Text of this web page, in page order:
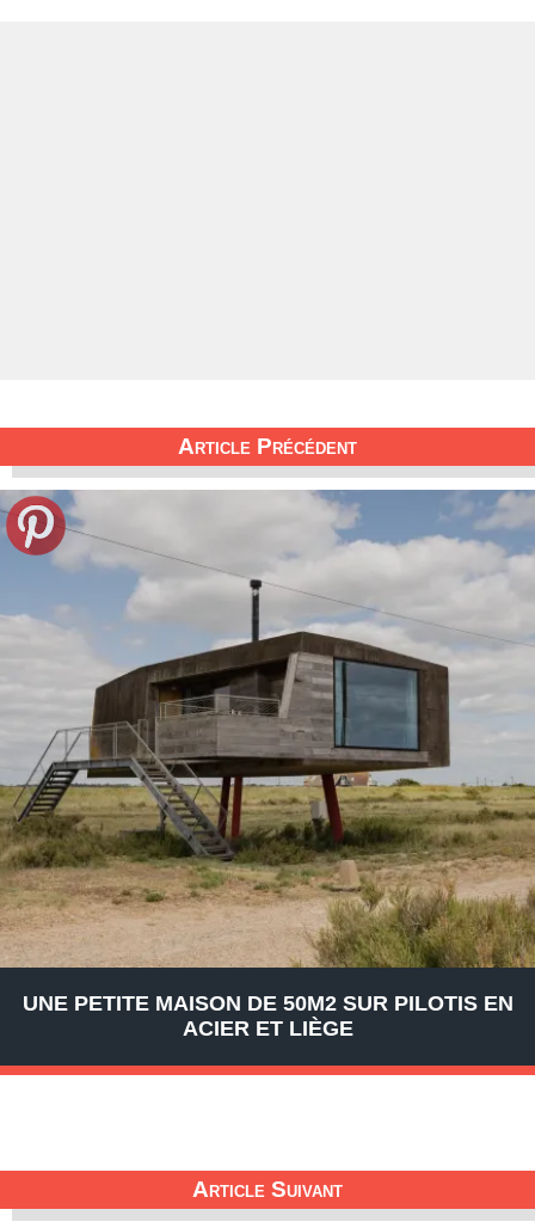
Article Précédent
UNE PETITE MAISON DE 50M2 SUR PILOTIS EN
ACIER ET LIÈGE
Article Suivant